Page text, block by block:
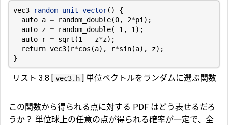
vec3 random_unit_vector()
{
auto a = random_double(0, 2*pi );
auto z = random_double( -1 , 1 );
auto
r = sqrt (1 - z*z);
return vec3( r*cos (a), r*sin(a), z);
}
リスト 3.8 [ vec3.h ] 単位ベクトルをランダムに選ぶ関数
この関数から得られる点に対する PDF はどう表せるだろ
うか？ 単位球上の任意の点が得られる確率が一定で、全